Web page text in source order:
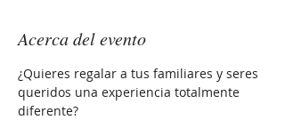
Acerca del evento
¿Quieres regalar a tus familiares y seres
queridos una experiencia totalmente
diferente?